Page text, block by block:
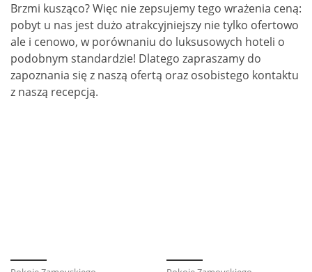
Brzmi kusząco? Więc nie zepsujemy tego wrażenia ceną:
pobyt u nas jest dużo atrakcyjniejszy nie tylko ofertowo
ale i cenowo, w porównaniu do luksusowych hoteli o
podobnym standardzie! Dlatego zapraszamy do
zapoznania się z naszą ofertą oraz osobistego kontaktu
z naszą recepcją.